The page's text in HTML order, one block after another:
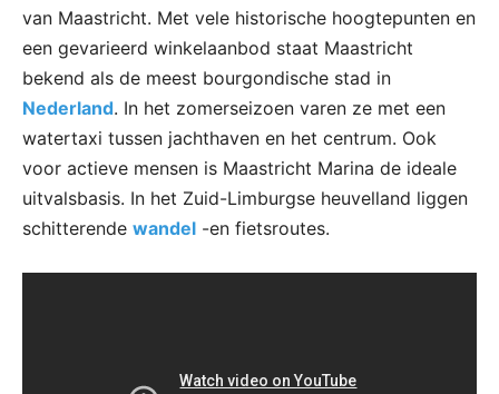
van Maastricht. Met vele historische hoogtepunten en
een gevarieerd winkelaanbod staat Maastricht
bekend als de meest bourgondische stad in
Nederland. In het zomerseizoen varen ze met een
watertaxi tussen jachthaven en het centrum. Ook
voor actieve mensen is Maastricht Marina de ideale
uitvalsbasis. In het Zuid-Limburgse heuvelland liggen
schitterende wandel -en fietsroutes.